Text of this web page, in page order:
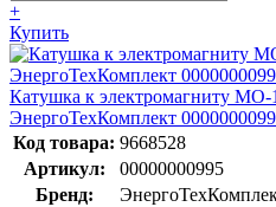
+
Купить
Катушка к электромагниту
ЭнергоТехКомплект
Код товара: 9668528
Артикул:
00000000995
Бренд: